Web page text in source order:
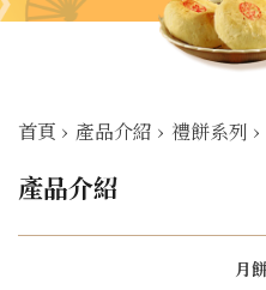
首頁 › 產品介紹 › 禮餅系列 ›
產品介紹
月